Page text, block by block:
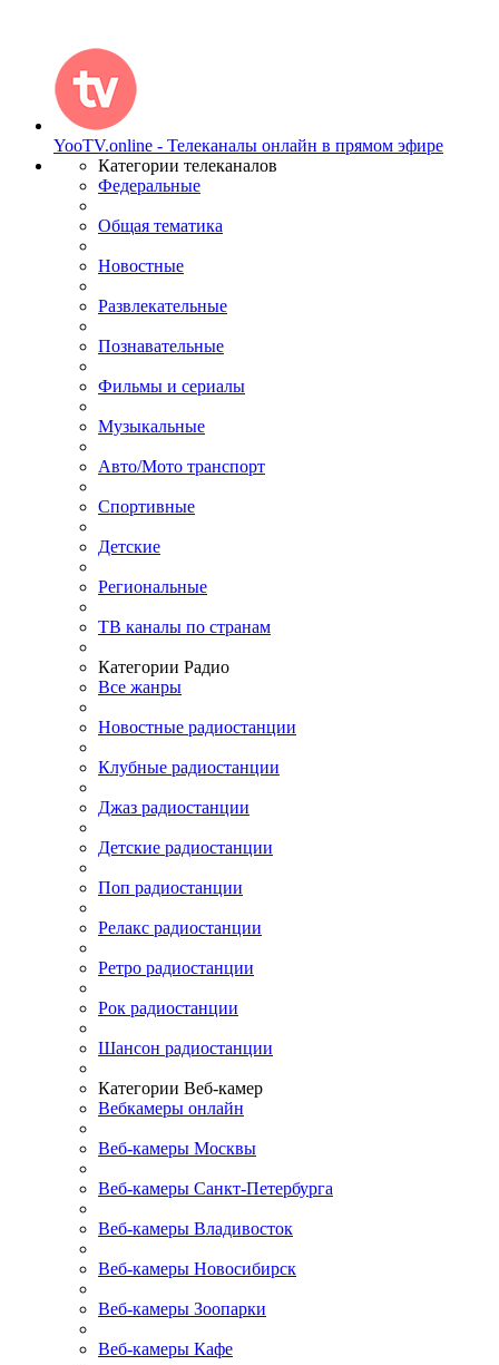
YooTV.online - Телеканалы онлайн в прямом эфире
Категории телеканалов
Федеральные
Общая тематика
Новостные
Развлекательные
Познавательные
Фильмы и сериалы
Музыкальные
Авто/Мото транспорт
Спортивные
Детские
Региональные
ТВ каналы по странам
Категории Радио
Все жанры
Новостные радиостанции
Клубные радиостанции
Джаз радиостанции
Детские радиостанции
Поп радиостанции
Релакс радиостанции
Ретро радиостанции
Рок радиостанции
Шансон радиостанции
Категории Веб-камер
Вебкамеры онлайн
Веб-камеры Москвы
Веб-камеры Санкт-Петербурга
Веб-камеры Владивосток
Веб-камеры Новосибирск
Веб-камеры Зоопарки
Веб-камеры Кафе